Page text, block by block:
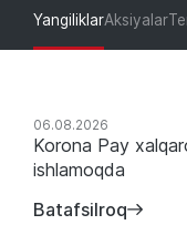
YangiliklarAksiyalar
Yangiliklar
06.08.2026
Korona Pay
ishlamoqda
Batafsilroq